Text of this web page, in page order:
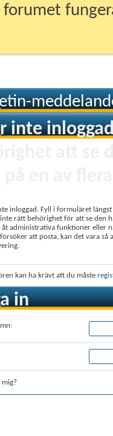
inte
inloggad. Fyll i formuläret
rätt behörighet för att se den
åt administrativa funktioner eller
att posta, kan det vara
kan ha krävt att du måste
in
mig?